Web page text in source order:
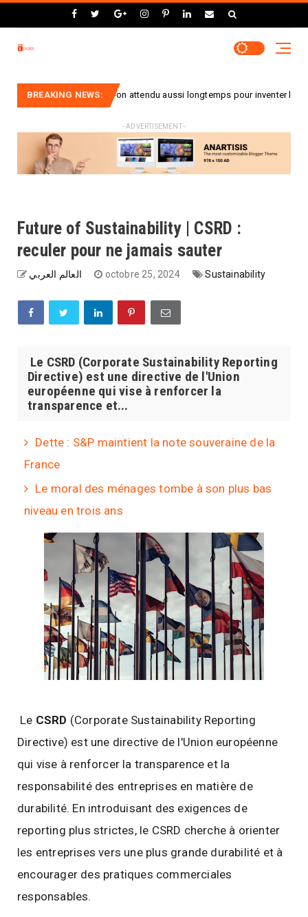
BREAKING NEWS:
: pourquoi a-t-on attendu aussi longtemps pour inventer la valise à
- ADVERTISEMENT -
Future of Sustainability | CSRD :
reculer pour ne jamais sauter
العالم العربي octobre 25, 2024 Sustainability
Le CSRD (Corporate Sustainability Reporting
Directive) est une directive de l'Union
européenne qui vise à renforcer la
transparence et...
Dette : S&P maintient la note souveraine de la
France
Le moral des ménages tombe à son plus bas
niveau en trois ans
Le CSRD (Corporate Sustainability Reporting
Directive) est une directive de l'Union européenne
qui vise à renforcer la transparence et la
responsabilité des entreprises en matière de
durabilité. En introduisant des exigences de
reporting plus strictes, le CSRD cherche à orienter
les entreprises vers une plus grande durabilité et à
encourager des pratiques commerciales
responsables.